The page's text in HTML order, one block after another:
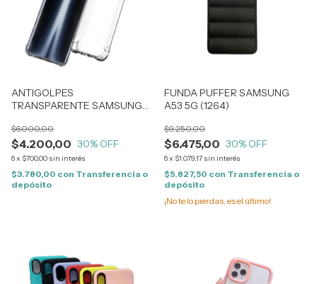
ANTIGOLPES
TRANSPARENTE SAMSUNG
$4.200,00
$6.000,00
30% OFF
6x $700,00 sin interés
$3.780,00 con Transferencia o
depósito
FUNDA PUFFER SAMSUNG
A53 5G (1264)
$6.475,00
$9.250,00
30% OFF
6x $1.079,17 sin interés
$5.827,50 con Transferencia o
depósito
¡No te lo pierdas, es el último!